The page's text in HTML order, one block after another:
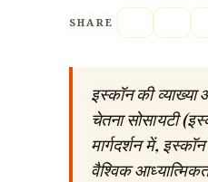
SHARE
इस्कॉन की व्याख्या
चेतना सोसायटी
मार्गदर्शन में,
वैश्विक